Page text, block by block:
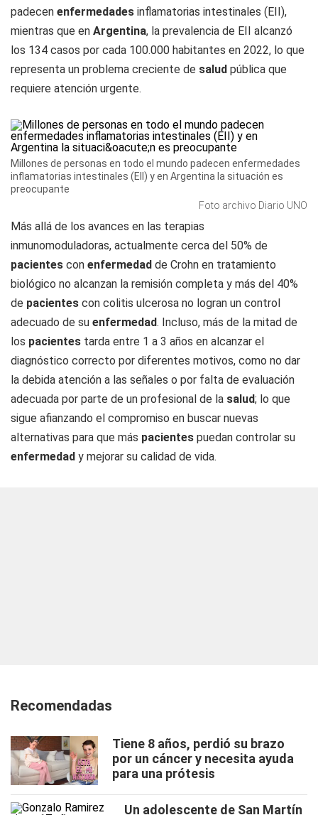
padecen enfermedades inflamatorias intestinales (EII),
mientras que en Argentina, la prevalencia de EII alcanzó
los 134 casos por cada 100.000 habitantes en 2022, lo que
representa un problema creciente de salud pública que
requiere atención urgente.
Millones de personas en todo el mundo padecen enfermedades
inflamatorias intestinales (EII) y en Argentina la situación es
preocupante
Foto archivo Diario UNO
Más allá de los avances en las terapias
inmunomoduladoras, actualmente cerca del 50% de
pacientes con enfermedad de Crohn en tratamiento
biológico no alcanzan la remisión completa y más del 40%
de pacientes con colitis ulcerosa no logran un control
adecuado de su enfermedad. Incluso, más de la mitad de
los pacientes tarda entre 1 a 3 años en alcanzar el
diagnóstico correcto por diferentes motivos, como no dar
la debida atención a las señales o por falta de evaluación
adecuada por parte de un profesional de la salud; lo que
sigue afianzando el compromiso en buscar nuevas
alternativas para que más pacientes puedan controlar su
enfermedad y mejorar su calidad de vida.
Recomendadas
Tiene 8 años, perdió su brazo
por un cáncer y necesita ayuda
para una prótesis
Un adolescente de San Martín